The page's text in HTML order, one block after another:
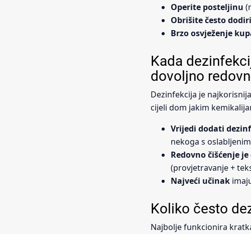
Operite posteljinu
Obrišite često
Brzo osvježenje
Kada
dovoljno
Dezinfekcija je
cijeli dom jakim
Vrijedi dodati
nekoga s
Redovno čišćenje
(provjetravanje +
Najveći učinak
Koliko često
Najbolje funkcionira